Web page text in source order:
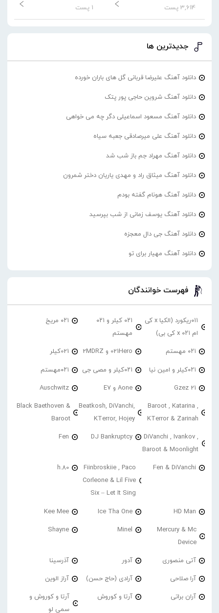
3,614 پست
1 پست
جدیدترین ها
دانلود آهنگ علیرضا قربانی گل های باران خورده
دانلود آهنگ شروین حاجی پور پتک
دانلود آهنگ مسعود اسماعیلی دگر چه می خواهی
دانلود آهنگ علی میرصادقی جعبه سیاه
دانلود آهنگ مهراد جم باز شب شد
دانلود آهنگ میثاق راد و مهدی یاریان دختر شمرون
دانلود آهنگ هونام گفته بودم
دانلود آهنگ یوسف زمانی از شب بپرسید
دانلود آهنگ جی دال معجزه
دانلود آهنگ مهیار برای تو
فهرست خوانندگان
۰۱۱ریکورد (الکیا x کی
ام ۰۲۱ x کی بی)
۰۲۱ کیلر و ۰۲۱
مهستم
۰۲۱ مریخ
۰۲۱ مهستم 021Hero و 2MDRZ 021کیلر
۰۲۱کیلر و امین نیا ۰۲۱کیلر و مصی جی ۰۲۱مهستم
21 Gzez Aone و E7 Auschwitz
Baroot , Katarina ,
KTerror & Zarinah
Beatkosh, DiVanchi,
KTerror, Hojey
Black Baethoven &
Baroot
DiVanchi , Ivankov ,
Baroot & Moonlight
DJ Bankruptcy
Fen
Fen & DiVanchi
Fiinbroskiie , Paco
Corleone & Lil Five
Six – Let It Sing
h.80
HD Man
Ice Tha One
Kee Mee
Mercury & Mc
Device
Minel
Shayne
آتی منصوری آدور آذرسینا
آرا صلاحی آرادی (حاج حسن) آراز الوین
آران براتی آرتا و کوروش
آرتا و کوروش و
سمی لو